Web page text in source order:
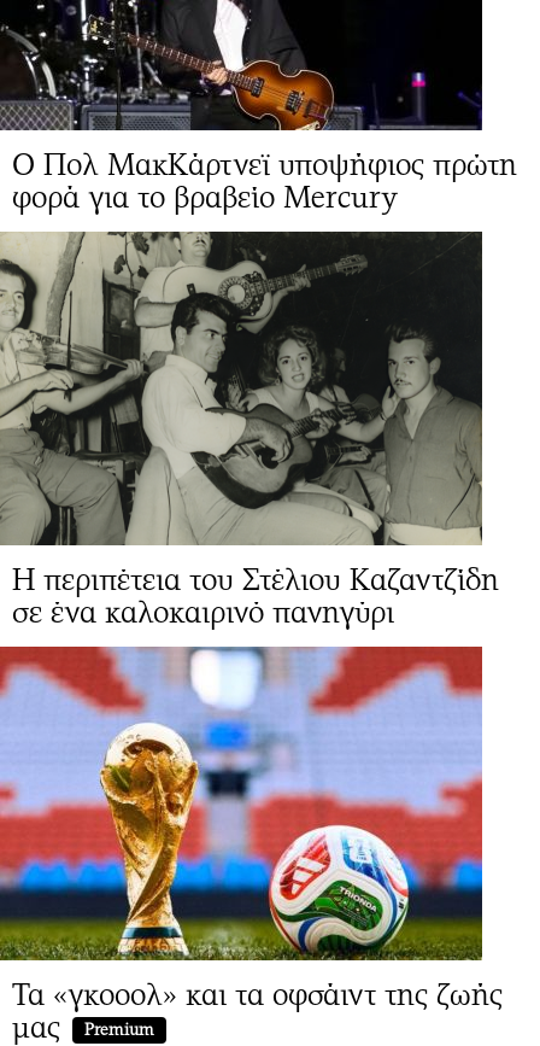
Ο Πολ ΜακΚάρτνεϊ υποψήφιος πρώτη
φορά για το βραβείο Mercury
Η περιπέτεια του Στέλιου Καζαντζίδη
σε ένα καλοκαιρινό πανηγύρι
Τα «γκοοολ» και τα οφσάιντ της ζωής
μας
Premium